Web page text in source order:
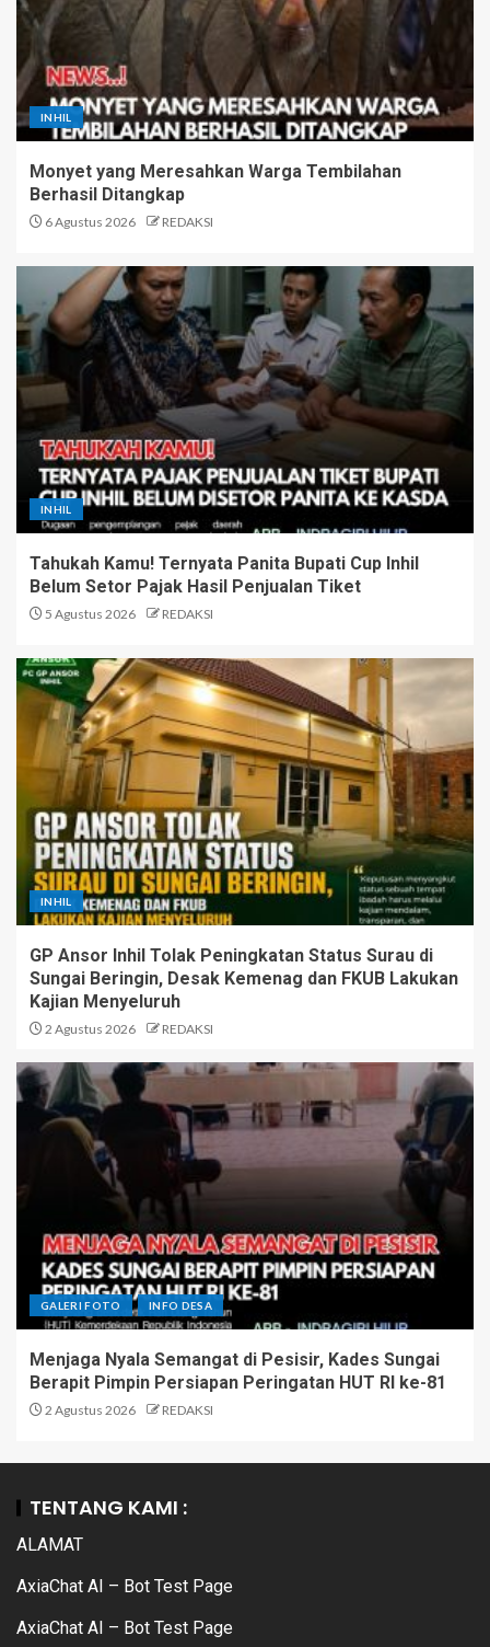
INHIL
Monyet yang Meresahkan Warga Tembilahan
Berhasil Ditangkap
6 Agustus 2026 REDAKSI
INHIL
Tahukah Kamu! Ternyata Panita Bupati Cup Inhil
Belum Setor Pajak Hasil Penjualan Tiket
5 Agustus 2026 REDAKSI
INHIL
GP Ansor Inhil Tolak Peningkatan Status Surau di
Sungai Beringin, Desak Kemenag dan FKUB Lakukan
Kajian Menyeluruh
2 Agustus 2026 REDAKSI
GALERI FOTO INFO DESA
Menjaga Nyala Semangat di Pesisir, Kades Sungai
Berapit Pimpin Persiapan Peringatan HUT RI ke-81
2 Agustus 2026 REDAKSI
TENTANG KAMI :
ALAMAT
AxiaChat AI – Bot Test Page
AxiaChat AI – Bot Test Page